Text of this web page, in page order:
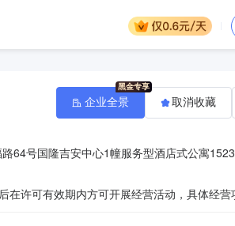
64号国隆吉安中心1幢服务型酒店式公寓1523
企业全景 取消收藏